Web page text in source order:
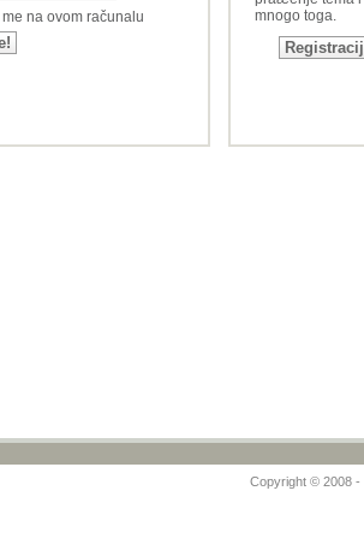
na ovom računalu
mnogo toga.
Copyright © 2008 -